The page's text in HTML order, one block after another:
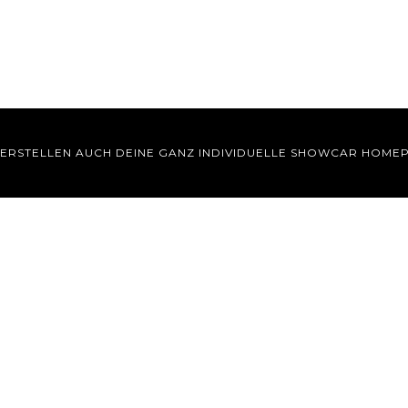
AUCH DEINE GANZ INDIVIDUELLE SHOWCAR